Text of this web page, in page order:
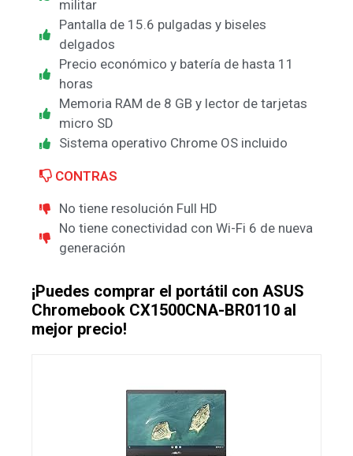
militar
Pantalla de 15.6 pulgadas y biseles
delgados
Precio económico y batería de hasta 11
horas
Memoria RAM de 8 GB y lector de tarjetas
micro SD
Sistema operativo Chrome OS incluido
CONTRAS
No tiene resolución Full HD
No tiene conectividad con Wi-Fi 6 de nueva
generación
¡Puedes comprar el portátil con ASUS
Chromebook CX1500CNA-BR0110 al
mejor precio!